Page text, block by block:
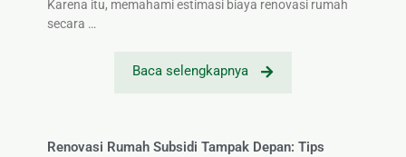
Karena itu, memahami estimasi biaya renovasi rumah
secara …
Baca selengkapnya
Renovasi Rumah Subsidi Tampak Depan: Tips